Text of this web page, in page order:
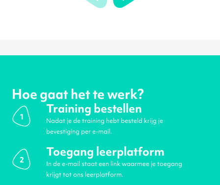
Hoe gaat het te werk?
1
Training bestellen
Nadat je de training hebt besteld krijg je
bevestiging per e-mail.
2
Toegang leerplatform
In de e-mail staat een link waarmee je toegang
krijgt tot ons leerplatform.